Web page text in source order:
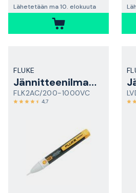
Lähetetään ma 10. elokuuta
FLUKE
Jännitteenilmaisin
FLK2AC/200-1000VC
4,7